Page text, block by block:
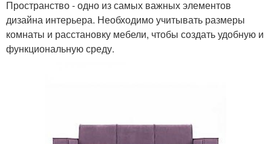
Пространство - одно из самых важных элементов
дизайна интерьера. Необходимо учитывать размеры
комнаты и расстановку мебели, чтобы создать удобную и
функциональную среду.